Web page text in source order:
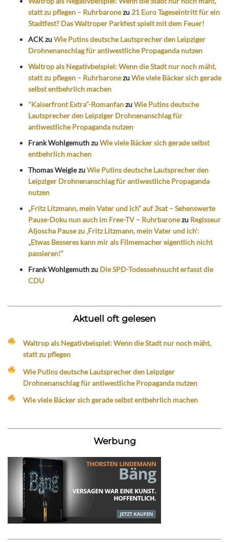
statt zu pflegen – Ruhrbaronezu 21 Euro Tageseintritt für ein
Stadtfest? Das Waltroper Parkfest spielt mit dem Feuer!
ACKzuWie Putins deutsche Lautsprecher den Leipziger
Drohnenanschlag für antiwestliche Propaganda nutzen
Waltrop als Negativbeispiel: Wenn die Stadt nur noch mäht,
statt zu pflegen – RuhrbaronezuWie viele Bäcker sich gerade
selbst entbehrlich machen
"Kaiserfront Extra"-RomanfanzuWie Putins deutsche
Lautsprecher den Leipziger Drohnenanschlag für
antiwestliche Propaganda nutzen
Frank WohlgemuthzuWie viele Bäcker sich gerade selbst
entbehrlich machen
Thomas WeiglezuWie Putins deutsche Lautsprecher den
Leipziger Drohnenanschlag für antiwestliche Propaganda
nutzen
„Fritz Litzmann, mein Vater und ich“ auf 3sat – Sehenswerte
Pause-Doku nun auch im Free-TV – Ruhrbaronezu Regisseur
Aljoscha Pause zu ‚Fritz Litzmann, mein Vater und ich‘:
„Etwas Besseres kann mir als Filmemacher eigentlich nicht
passieren!“
Frank Wohlgemuthzu Die SPD-Todessehnsucht erfasst die
CDU
Aktuell oft gelesen
Waltrop als Negativbeispiel: Wenn die Stadt nur noch mäht,
statt zu pflegen
Wie Putins deutsche Lautsprecher den Leipziger
Drohnenanschlag für antiwestliche Propaganda nutzen
Wie viele Bäcker sich gerade selbst entbehrlich machen
Werbung